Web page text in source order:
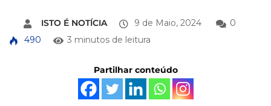
ISTO É NOTÍCIA 9 de Maio, 2024
0
490
3 minutos de leitura
Partilhar conteúdo